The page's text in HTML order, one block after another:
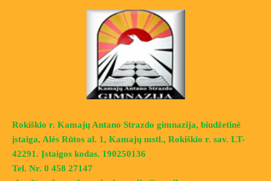
Rokiškio r. Kamajų Antano Strazdo gimnazija, biudžetinė
įstaiga, Alės Rūtos al. 1, Kamajų mstl., Rokiškio r. sav. LT-
42291. Įstaigos kodas. 190250136
Tel. Nr. 0 458 27147